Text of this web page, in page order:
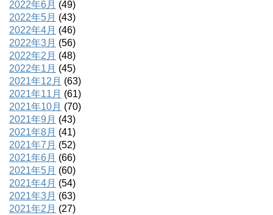
2022年6月 (49)
2022年5月 (43)
2022年4月 (46)
2022年3月 (56)
2022年2月 (48)
2022年1月 (45)
2021年12月 (63)
2021年11月 (61)
2021年10月 (70)
2021年9月 (43)
2021年8月 (41)
2021年7月 (52)
2021年6月 (66)
2021年5月 (60)
2021年4月 (54)
2021年3月 (63)
2021年2月 (27)